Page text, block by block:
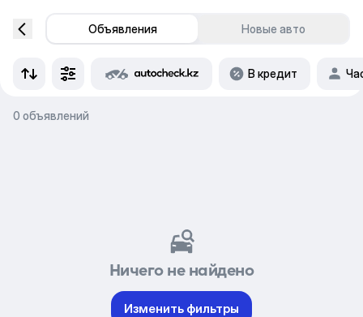
Объявления Новые авто
В кредит
0 объявлений
Ничего не найдено
Изменить фильтры